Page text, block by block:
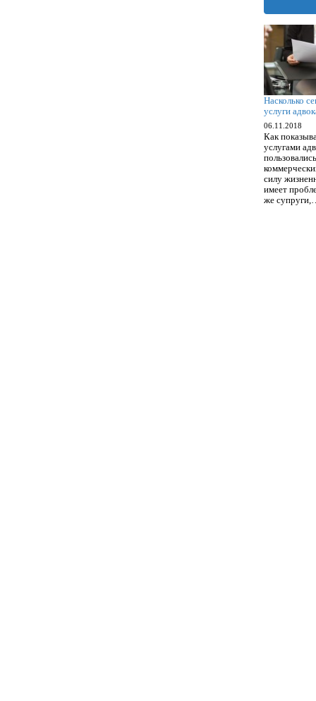
Насколько
услуги
06.11.2018
Как
услугами
силу
имеет
же